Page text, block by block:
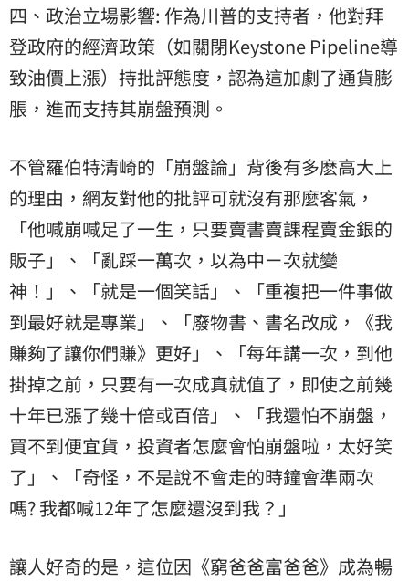
四、政治立場影響: 作為川普的支持者，他對拜
登政府的經濟政策（如關閉Keystone Pipeline導
致油價上漲）持批評態度，認為這加劇了通貨膨
脹，進而支持其崩盤預測。
不管羅伯特清崎的「崩盤論」背後有多麽高大上
的理由，網友對他的批評可就沒有那麼客氣，
「他喊崩喊足了一生，只要賣書賣課程賣金銀的
販子」、「亂踩一萬次，以為中ㄧ次就變
神！」、「就是一個笑話」、「重複把一件事做
到最好就是專業」、「廢物書、書名改成，《我
賺夠了讓你們賺》更好」、「每年講一次，到他
掛掉之前，只要有一次成真就值了，即使之前幾
十年已漲了幾十倍或百倍」、「我還怕不崩盤，
買不到便宜貨，投資者怎麼會怕崩盤啦，太好笑
了」、「奇怪，不是說不會走的時鐘會準兩次
嗎? 我都喊12年了怎麼還沒到我？」
讓人好奇的是，這位因《窮爸爸富爸爸》成為暢